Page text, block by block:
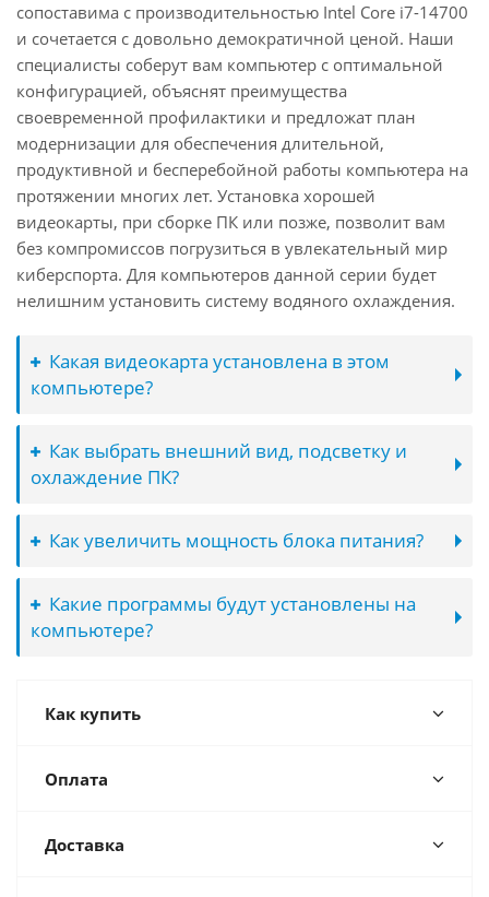
сопоставима с производительностью Intel Core i7-14700
и сочетается с довольно демократичной ценой. Наши
специалисты соберут вам компьютер с оптимальной
конфигурацией, объяснят преимущества
своевременной профилактики и предложат план
модернизации для обеспечения длительной,
продуктивной и бесперебойной работы компьютера на
протяжении многих лет. Установка хорошей
видеокарты, при сборке ПК или позже, позволит вам
без компромиссов погрузиться в увлекательный мир
киберспорта. Для компьютеров данной серии будет
нелишним установить систему водяного охлаждения.
Какая видеокарта установлена в этом
компьютере?
Как выбрать внешний вид, подсветку и
охлаждение ПК?
Как увеличить мощность блока питания?
Какие программы будут установлены на
компьютере?
Как купить
Оплата
Доставка